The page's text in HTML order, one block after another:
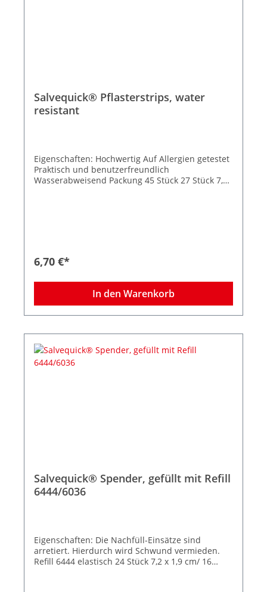
Salvequick® Pflasterstrips, water
resistant
Eigenschaften: Hochwertig Auf Allergien getestet
Praktisch und benutzerfreundlich
Wasserabweisend Packung 45 Stück 27 Stück 7,2
6,70 €*
In den Warenkorb
Salvequick® Spender, gefüllt mit Refill
6444/6036
Eigenschaften: Die Nachfüll-Einsätze sind
arretiert. Hierdurch wird Schwund vermieden.
Refill 6444 elastisch 24 Stück 7,2 x 1,9 cm/ 16